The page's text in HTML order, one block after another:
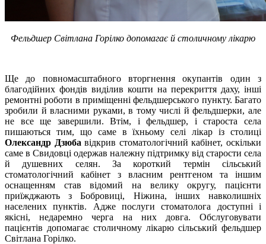
Фельдшер Світлана Горілко допомагає й столичному лікарю
Ще до повномасштабного вторгнення окупантів один з
благодійних фондів виділив кошти на перекриття даху, інші
ремонтні роботи в приміщенні фельдшерського пункту. Багато
зробили й власними руками, в тому числі й фельдшерки, але
не все ще завершили. Втім, і фельдшер, і староста села
пишаються тим, що саме в їхньому селі лікар із столиці
Олександр Дзюба відкрив стоматологічний кабінет, оскільки
саме в Свидовці одержав належну підтримку від старости села
й душевних селян. За короткий термін сільський
стоматологічний кабінет з власним рентгеном та іншим
оснащенням став відомий на велику округу, пацієнти
приїжджають з Бобровиці, Ніжина, інших навколишніх
населених пунктів. Адже послуги стоматолога доступні і
якісні, недаремно черга на них довга. Обслуговувати
пацієнтів допомагає столичному лікарю сільський фельдшер
Світлана Горілко.